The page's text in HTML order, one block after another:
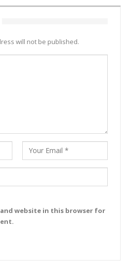
will not be published.
and website in this browser for